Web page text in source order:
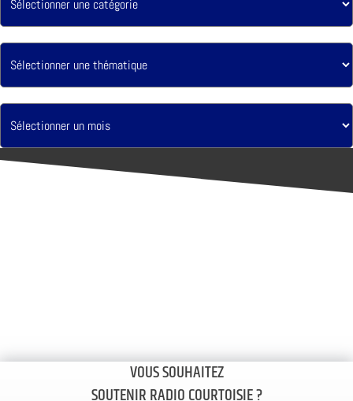
VOUS SOUHAITEZ
SOUTENIR RADIO COURTOISIE ?